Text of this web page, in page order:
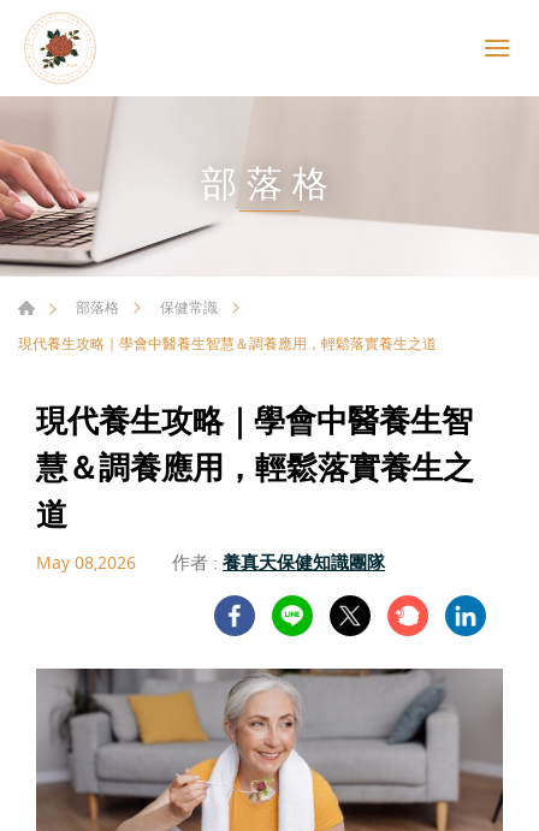
部落格
部落格
保健常識
現代養生攻略｜學會中醫養生智慧＆調養應用，輕鬆落實養生之道
現代養生攻略｜學會中醫養生智
慧＆調養應用，輕鬆落實養生之
道
May 08,2026 作者 : 養真天保健知識團隊